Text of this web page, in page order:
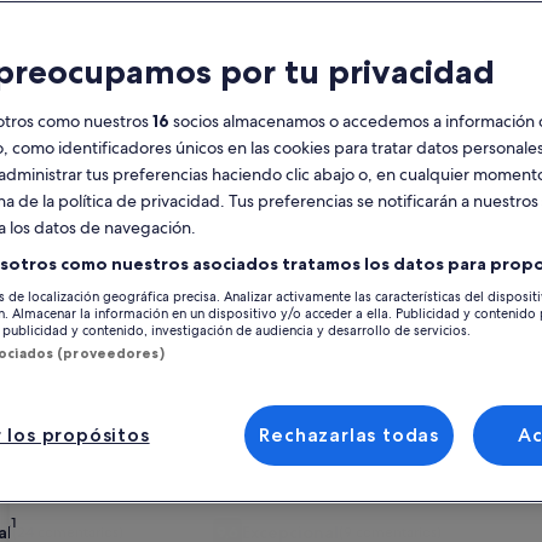
Tus
actuales
son
August
de
2026
y
de
2026.
lun.lunesmar.martes
mié.miércoles
jue.jueves
vie.viernes
sáb.sábado
dom.domingo
3 4 5 6 7 8 9
10 11 12 13
22
29 30
31
lun.lunesmar.
7 8 9
21 22
28 29
Bol, entre otros alquileres vacacionales, ¡y elige el sitio perfecto
y cada uno de los servicios que podéis necesitar durante esos
darás con uno que se adapte a tus preferencias, incluidas opciones
semanales: Bol
vistas increíbles, perfecto para compartir
(24 comentarios)
en Bol OFERTA ESPECIAL DEL 13 AL 20 DE JULIO
por tu privacidad
como nuestros16 socios almacenamos o accedemos a información
como identificadores únicos en las cookies para tratar datos
tus preferencias haciendo clic abajo o, en cualquier
de la política de privacidad. Tus preferencias se notificarán a nuestros
los datos de navegación.
como nuestros asociados tratamos los datos para
de localización geográfica precisa. Analizar activamente las características del
Almacenar la información en un dispositivo y/o acceder a ella. Publicidad y contenido
y contenido, investigación de audiencia y desarrollo de servicios.
(proveedores)
los propósitos Rechazarlas todas